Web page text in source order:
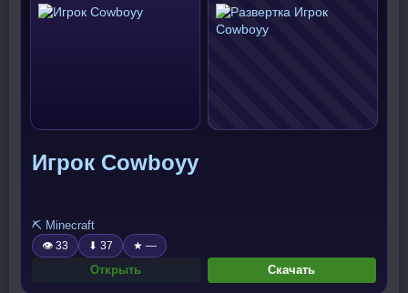
Игрок Cowboyy
⛏️ Minecraft
👁 33 ⬇ 37 ★ —
Открыть Скачать